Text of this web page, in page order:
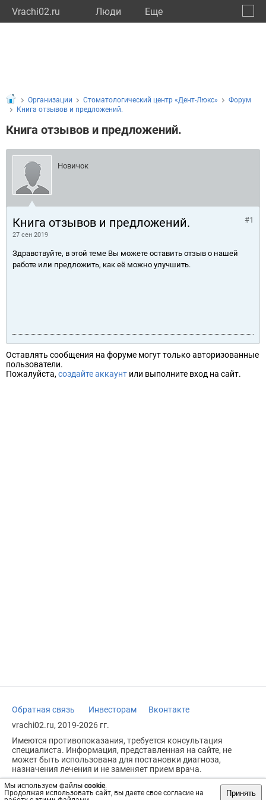
Vrachi02.ru Люди Eще
Мы используем файлы cookie.
Продолжая использовать сайт, вы даете свое согласие на
Принять
Организации Стоматологический центр «Дент-Люкс»
Форум
Книга отзывов и предложений.
Книга отзывов и предложений.
Новичок
Книга отзывов и предложений.
27 сен 2019
#1
Здравствуйте, в этой теме Вы можете оставить отзыв о нашей
работе или предложить, как её можно улучшить.
Оставлять сообщения на форуме могут только авторизованные
пользователи.
Пожалуйста, создайте аккаунт или выполните вход на сайт.
Обратная связь Инвесторам
Вконтакте
vrachi02.ru, 2019-2026 гг.
Имеются противопоказания, требуется консультация
специалиста. Информация, представленная на сайте, не
может быть использована для постановки диагноза,
назначения лечения и не заменяет прием врача.
Возрастное ограничение: 18+